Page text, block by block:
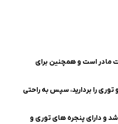
مادر است و همچنین برای
تا تشک و توری را بردارید، سپس به راحتی
و دارای پنجره های توری و